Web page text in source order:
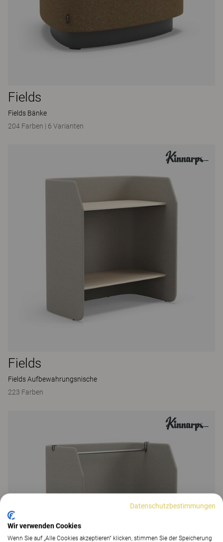
Fields
Fields Bänke
204 Farben | 6 Varianten
Fields
Fields Aufbewahrungsnische
223 Farben
Datenschutzbestimmungen
Wir verwenden Cookies
Wenn Sie auf „Alle Cookies akzeptieren“ klicken, stimmen Sie der Speicherung